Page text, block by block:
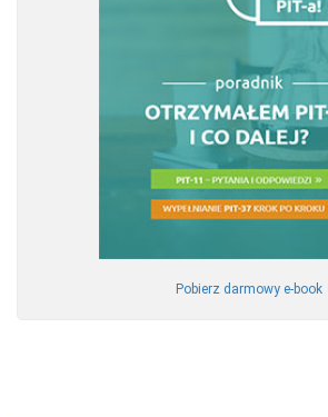
Pobierz darmowy e-book